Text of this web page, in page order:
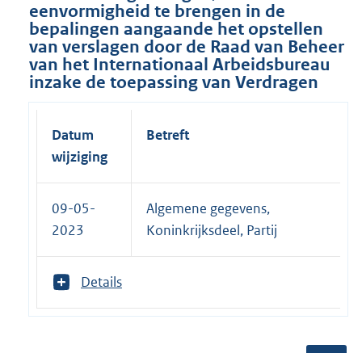
eenvormigheid te brengen in de
bepalingen aangaande het opstellen
van verslagen door de Raad van Beheer
van het Internationaal Arbeidsbureau
inzake de toepassing van Verdragen
Datum
wijziging
Betreft
09-05-
2023
Algemene gegevens,
Koninkrijksdeel, Partij
T
o
Details